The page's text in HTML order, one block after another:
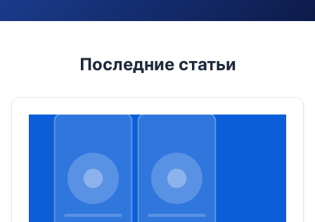
Последние статьи